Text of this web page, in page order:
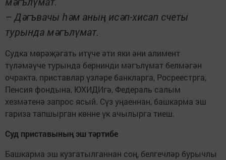
– Дәгъвачы һәм аның исәп-хисап счеты
турында мәгълүмат.
Судка мөрәҗәгать итүче әти яки әни алимент
түләмәүче турында бернинди мәгълүмат белмәгән
очракта, приставлар үзләре банк­ларга, Росреестрга,
Пенсия фондына, ЮХИДИгә, Федераль салым
хезмәтенә запрос ясый. Сүз уңаен­нан, башкарма эш
гариза тапшырган көнне үк ачылырга тиеш.
Суд приставының эш тәртибе
Башкарма эш кузгатылганнан соң, белгечләр бурычлы